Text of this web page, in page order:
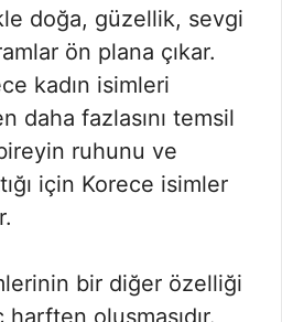
doğa, güzellik, sevgi
ön plana çıkar.
kadın isimleri
daha fazlasını temsil
ruhunu ve
için Korece isimler
bir diğer özelliği
oluşmasıdır.